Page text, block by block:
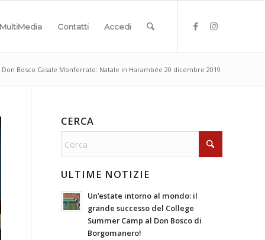
MultiMedia Contatti Accedi
Don Bosco Casale Monferrato: Natale in Harambée 20 dicembre 2019
CERCA
ULTIME NOTIZIE
Un’estate intorno al mondo: il
grande successo del College
Summer Camp al Don Bosco di
Borgomanero!